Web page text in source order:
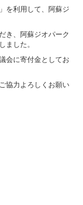
を利用して、阿蘇ジ
き、阿蘇ジオパーク
した。
会に寄付金としてお
協力よろしくお願い